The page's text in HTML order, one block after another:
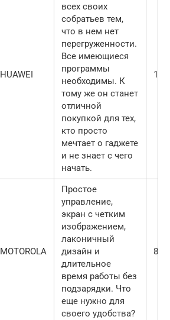
HUAWEI
всех своих
собратьев тем,
что в нем нет
перегруженности.
Все имеющиеся
программы
необходимы. К
тому же он станет
отличной
покупкой для тех,
кто просто
мечтает о гаджете
и не знает с чего
начать.
MOTOROLA
Простое
управление,
экран с четким
изображением,
лаконичный
дизайн и
длительное
время работы без
подзарядки. Что
еще нужно для
своего удобства?